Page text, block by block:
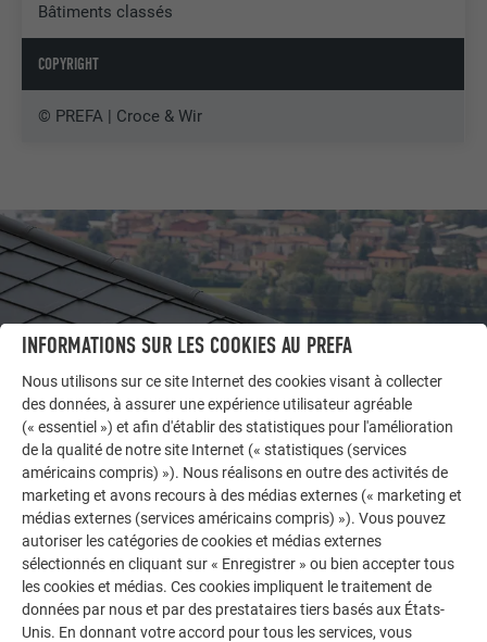
Bâtiments classés
COPYRIGHT
© PREFA | Croce & Wir
LAISSEZ-VOUS INSPIRER
AUTRES BÂTIMENTS
La galerie de références PREFA démontre la
polyvalence de l’aluminium. Découvrez d’autres projets
impressionnants avec les solutions en aluminium
INFORMATIONS SUR LES COOKIES AU PREFA
Nous utilisons sur ce site Internet des cookies visant à collecter
des données, à assurer une expérience utilisateur agréable
(« essentiel ») et afin d'établir des statistiques pour l'amélioration
de la qualité de notre site Internet (« statistiques (services
américains compris) »). Nous réalisons en outre des activités de
marketing et avons recours à des médias externes (« marketing et
médias externes (services américains compris) »). Vous pouvez
autoriser les catégories de cookies et médias externes
sélectionnés en cliquant sur « Enregistrer » ou bien accepter tous
les cookies et médias. Ces cookies impliquent le traitement de
données par nous et par des prestataires tiers basés aux États-
Unis. En donnant votre accord pour tous les services, vous